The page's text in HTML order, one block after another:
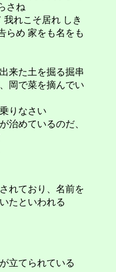
さね
れこそ居れ しき
らめ 家をも名をも
来た土を掘る掘串
岡で菜を摘んでい
りなさい
治めているのだ、
れており、名前を
たといわれる
が立てられている